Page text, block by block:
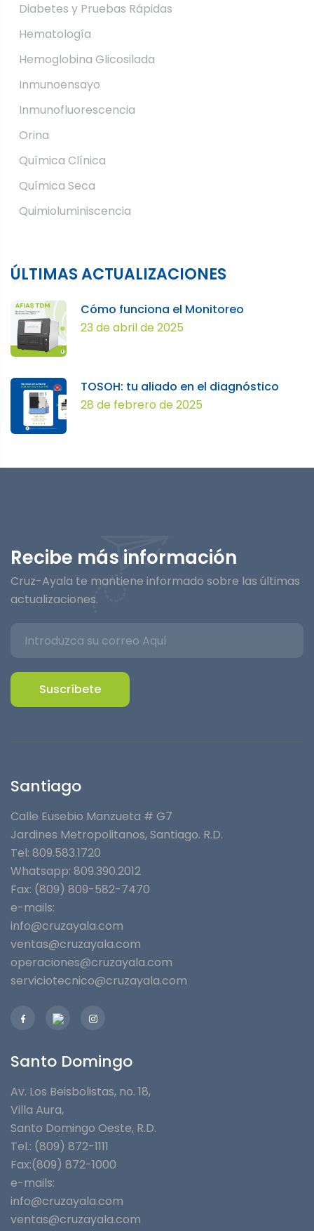
Diabetes y Pruebas Rápidas
Hematología
Hemoglobina Glicosilada
Inmunoensayo
Inmunofluorescencia
Orina
Química Clínica
Química Seca
Quimioluminiscencia
ÚLTIMAS ACTUALIZACIONES
Cómo funciona el Monitoreo
23 de abril de 2025
TOSOH: tu aliado en el diagnóstico
28 de febrero de 2025
Recibe más información
Cruz-Ayala te mantiene informado sobre las últimas
actualizaciones.
Suscríbete
Santiago
Calle Eusebio Manzueta # G7
Jardines Metropolitanos⁣, Santiago. R.D.
Tel: 809.583.1720
Whatsapp: 809.390.2012
Fax: (809) 809-582-7470
e-mails:
info@cruzayala.com
ventas@cruzayala.com
operaciones@cruzayala.com
serviciotecnico@cruzayala.com
Santo Domingo
Av. Los Beisbolistas, no. 18,
Villa Aura,
Santo Domingo Oeste, R.D.
Tel.: (809) 872-1111
Fax:(809) 872-1000
e-mails:
info@cruzayala.com
ventas@cruzayala.com